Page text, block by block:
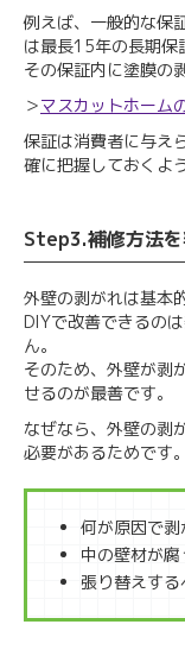
例えば、一般的な保
は最長15年の長期保
その保証内に塗膜の
＞マスカットホーム
保証は消費者に与え
確に把握しておくよ
Step3.補修方法
外壁の剥がれは基本
DIYで改善できるの
ん。
そのため、外壁が剥
せるのが最善です。
なぜなら、外壁の剥
必要があるためです。
何が原因で剥
中の壁材が
張り替えす